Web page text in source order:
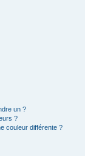
un ?
?
couleur différente ?